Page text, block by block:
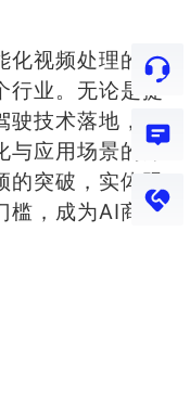
化视频处理的核
行业。无论是提
驶技术落地，其
与应用场景的深
的突破，实体跟
槛，成为AI商业